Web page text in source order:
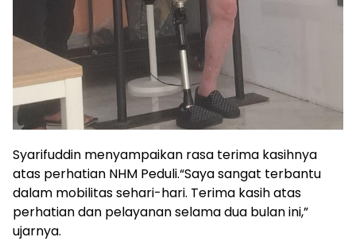
Syarifuddin menyampaikan rasa terima kasihnya
atas perhatian NHM Peduli.“Saya sangat terbantu
dalam mobilitas sehari-hari. Terima kasih atas
perhatian dan pelayanan selama dua bulan ini,”
ujarnya.